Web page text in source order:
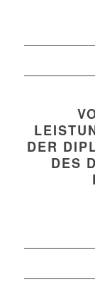
DER
DES